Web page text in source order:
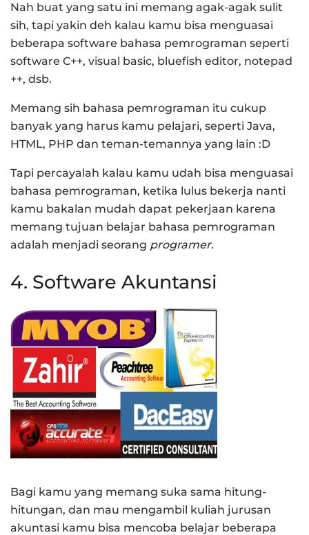
Nah buat yang satu ini memang agak-agak sulit
sih, tapi yakin deh kalau kamu bisa menguasai
beberapa software bahasa pemrograman seperti
software C++, visual basic, bluefish editor, notepad
++, dsb.
Memang sih bahasa pemrograman itu cukup
banyak yang harus kamu pelajari, seperti Java,
HTML, PHP dan teman-temannya yang lain :D
Tapi percayalah kalau kamu udah bisa menguasai
bahasa pemrograman, ketika lulus bekerja nanti
kamu bakalan mudah dapat pekerjaan karena
memang tujuan belajar bahasa pemrograman
adalah menjadi seorang programer.
4. Software Akuntansi
Bagi kamu yang memang suka sama hitung-
hitungan, dan mau mengambil kuliah jurusan
akuntasi kamu bisa mencoba belajar beberapa